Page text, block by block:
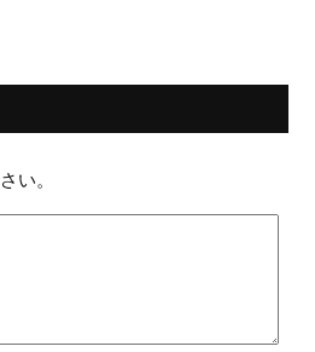
い。